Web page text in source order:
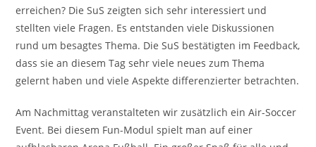
erreichen? Die SuS zeigten sich sehr interessiert und
stellten viele Fragen. Es entstanden viele Diskussionen
rund um besagtes Thema. Die SuS bestätigten im Feedback,
dass sie an diesem Tag sehr viele neues zum Thema
gelernt haben und viele Aspekte differenzierter betrachten.
Am Nachmittag veranstalteten wir zusätzlich ein Air-Soccer
Event. Bei diesem Fun-Modul spielt man auf einer